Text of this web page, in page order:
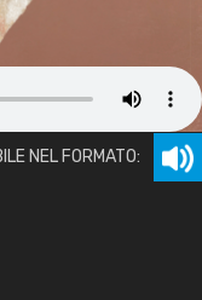
NEL FORMATO: